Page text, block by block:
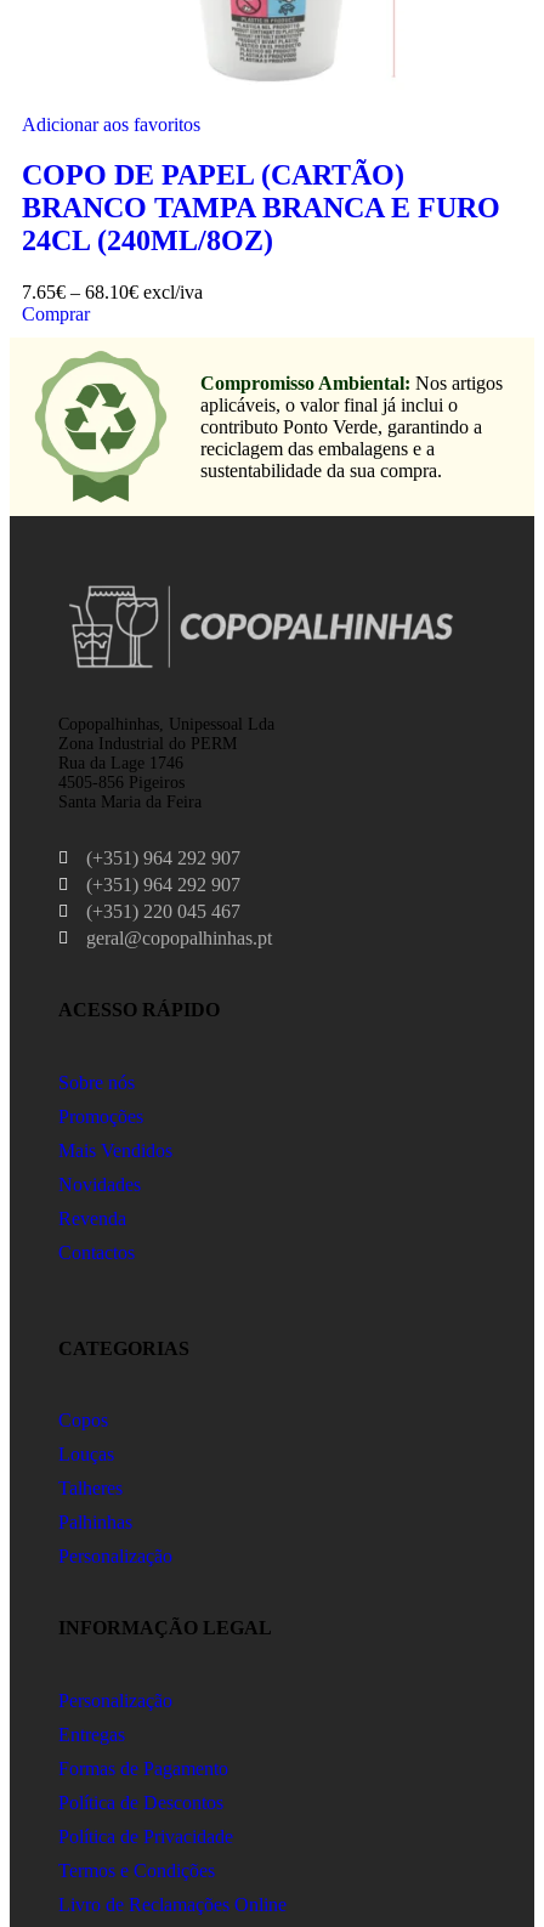
Adicionar aos favoritos
COPO DE PAPEL (CARTÃO)
BRANCO TAMPA BRANCA E FURO
24CL (240ML/8OZ)
7.65€ – 68.10€ excl/iva
Comprar
Compromisso Ambiental: Nos artigos
aplicáveis, o valor final já inclui o
contributo Ponto Verde, garantindo a
reciclagem das embalagens e a
sustentabilidade da sua compra.
Copopalhinhas, Unipessoal Lda
Zona Industrial do PERM
Rua da Lage 1746
4505-856 Pigeiros
Santa Maria da Feira
(+351) 964 292 907
(+351) 964 292 907
(+351) 220 045 467
geral@copopalhinhas.pt
ACESSO RÁPIDO
Sobre nós
Promoções
Mais Vendidos
Novidades
Revenda
Contactos
CATEGORIAS
Copos
Louças
Talheres
Palhinhas
Personalização
INFORMAÇÃO LEGAL
Personalização
Entregas
Formas de Pagamento
Política de Descontos
Política de Privacidade
Termos e Condições
Livro de Reclamações Online